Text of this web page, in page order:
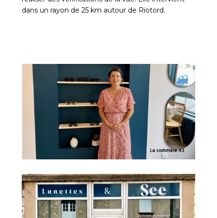
dans un rayon de 25 km autour de Riotord.